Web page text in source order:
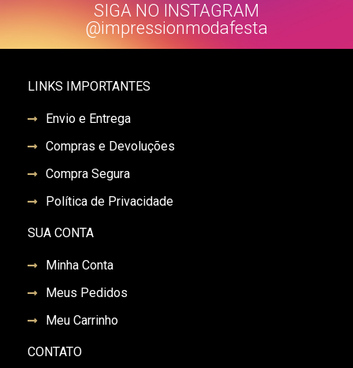
SIGA NO INSTAGRAM
@impressionmodafesta
LINKS IMPORTANTES
Envio e Entrega
Compras e Devoluções
Compra Segura
Política de Privacidade
SUA CONTA
Minha Conta
Meus Pedidos
Meu Carrinho
CONTATO